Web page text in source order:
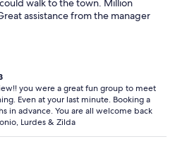
walk to the town. Million
assistance from the manager
you were a great fun group to meet
Even at your last minute. Booking a
in advance. You are all welcome back
Lurdes & Zilda